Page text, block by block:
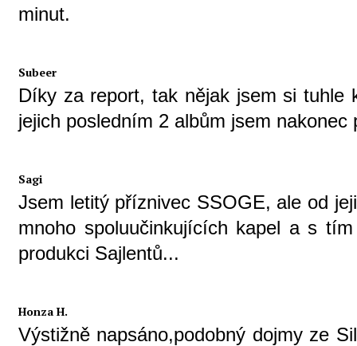
minut.
Subeer
Díky za report, tak nějak jsem si tuhle
jejich posledním 2 albům jsem
Sagi
Jsem letitý příznivec SSOGE, ale od
mnoho spoluučinkujících kapel a s
produkci Sajlentů...
Honza H.
Výstižně napsáno,podobný dojmy ze